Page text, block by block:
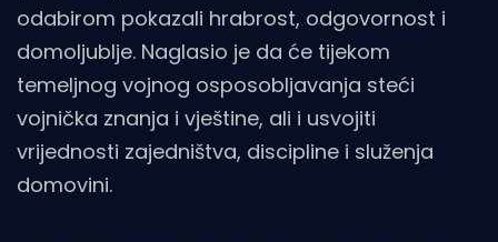
odabirom pokazali hrabrost, odgovornost i
domoljublje. Naglasio je da će tijekom
temeljnog vojnog osposobljavanja steći
vojnička znanja i vještine, ali i usvojiti
vrijednosti zajedništva, discipline i služenja
domovini.